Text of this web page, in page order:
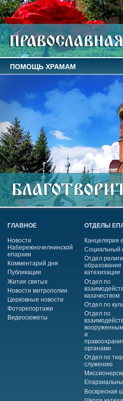
ПОМОЩЬ ХРАМАМ
ГЛАВНОЕ
Новости
Набережночелнинской
епархии
Комментарий дня
Публикации
Жития святых
Новости митрополии
Церковные новости
Фоторепортажи
Видеосюжеты
ОТДЕЛЫ
Канцелярия
Социальный
Отдел
образования
катехизации
Отдел по
казачеством
Отдел по
Отдел по
и
органами
Отдел по
служению
Воскресная